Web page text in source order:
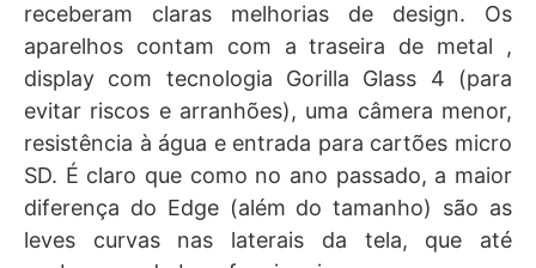
receberam claras melhorias de design. Os
aparelhos contam com a traseira de metal ,
display com tecnologia Gorilla Glass 4 (para
evitar riscos e arranhões), uma câmera menor,
resistência à água e entrada para cartões micro
SD. É claro que como no ano passado, a maior
diferença do Edge (além do tamanho) são as
leves curvas nas laterais da tela, que até